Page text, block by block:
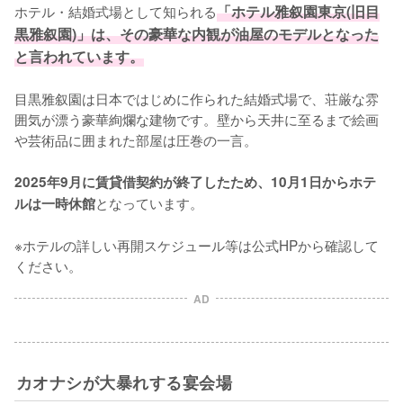
ホテル・結婚式場として知られる「ホテル雅叙園東京(旧目
黒雅叙園)」は、その豪華な内観が油屋のモデルとなった
と言われています。
目黒雅叙園は日本ではじめに作られた結婚式場で、荘厳な雰
囲気が漂う豪華絢爛な建物です。壁から天井に至るまで絵画
や芸術品に囲まれた部屋は圧巻の一言。
2025年9月に賃貸借契約が終了したため、10月1日からホテ
ルは一時休館となっています。
※ホテルの詳しい再開スケジュール等は公式HPから確認して
ください。
AD
カオナシが大暴れする宴会場